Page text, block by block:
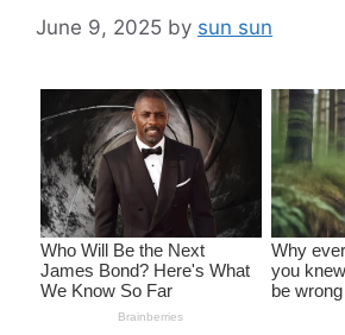
June 9, 2025 by sun sun